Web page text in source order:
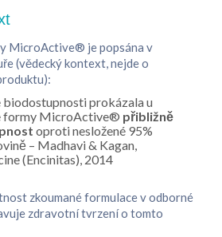
MicroActive® je popsána v
(vědecký kontext, nejde o
biodostupnosti prokázala u
formy MicroActive® přibližně
oproti nesložené 95%
– Madhavi & Kagan,
(Encinitas) , 2014
zkoumané formulace v odborné
zdravotní tvrzení o tomto